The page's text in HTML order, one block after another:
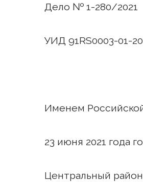
Дело № 1-280/2021
УИД 91RS0003-01-
Именем
23 июня 2021 года
Центральный